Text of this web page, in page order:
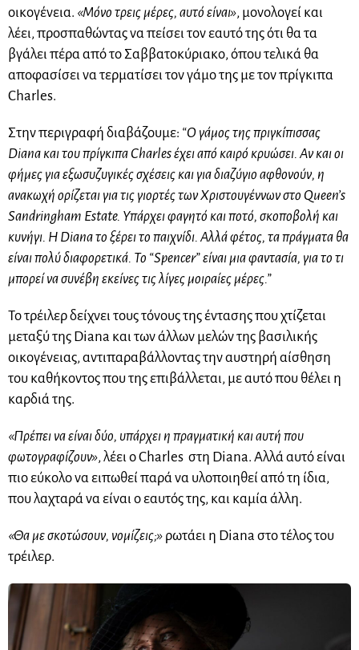
οικογένεια. «Μόνο τρεις μέρες, αυτό είναι», μονολογεί και
λέει, προσπαθώντας να πείσει τον εαυτό της ότι θα τα
βγάλει πέρα από το Σαββατοκύριακο, όπου τελικά θα
αποφασίσει να τερματίσει τον γάμο της με τον πρίγκιπα
Charles.
Στην περιγραφή διαβάζουμε: “Ο γάμος της πριγκίπισσας
Diana και του πρίγκιπα Charles έχει από καιρό κρυώσει. Αν και οι
φήμες για εξωσυζυγικές σχέσεις και για διαζύγιο αφθονούν, η
ανακωχή ορίζεται για τις γιορτές των Χριστουγέννων στο Queen’s
Sandringham Estate. Υπάρχει φαγητό και ποτό, σκοποβολή και
κυνήγι. Η Diana το ξέρει το παιχνίδι. Αλλά φέτος, τα πράγματα θα
είναι πολύ διαφορετικά. Το “Spencer” είναι μια φαντασία, για το τι
μπορεί να συνέβη εκείνες τις λίγες μοιραίες μέρες.”
Το τρέιλερ δείχνει τους τόνους της έντασης που χτίζεται
μεταξύ της Diana και των άλλων μελών της βασιλικής
οικογένειας, αντιπαραβάλλοντας την αυστηρή αίσθηση
του καθήκοντος που της επιβάλλεται, με αυτό που θέλει η
καρδιά της.
«Πρέπει να είναι δύο, υπάρχει η πραγματική και αυτή που
φωτογραφίζουν», λέει o Charles στη Diana. Αλλά αυτό είναι
πιο εύκολο να ειπωθεί παρά να υλοποιηθεί από τη ίδια,
που λαχταρά να είναι ο εαυτός της, και καμία άλλη.
«Θα με σκοτώσουν, νομίζεις;» ρωτάει η Diana στο τέλος του
τρέιλερ.